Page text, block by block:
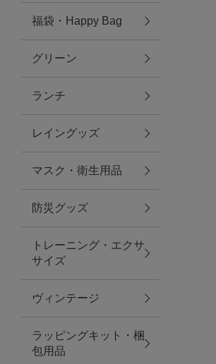
レイングッズ
アクセサリー
ファッション雑貨
ファッショングッズ
スマホケース・アクセサリー
ポーチ
ステーショナリー
その他
紅茶・フード
福袋・Happy Bag
グリーン
ランチ
レイングッズ
マスク・衛生用品
防災グッズ
トレーニング・エクサ
サイズ
ヴィンテージ
ラッピングキット・梱
包用品